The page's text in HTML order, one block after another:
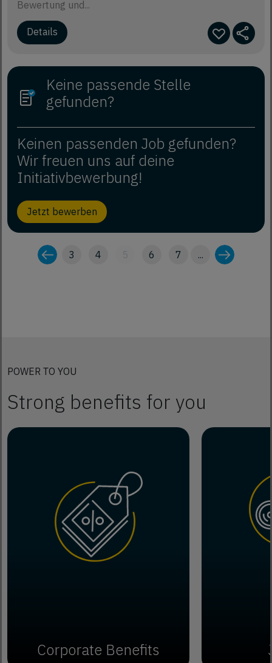
Bewertung und...
Details
Keine passende Stelle
gefunden?
Keinen passenden Job gefunden?
Wir freuen uns auf deine
Initiativbewerbung!
Jetzt bewerben
3 4 5 6 7 ...
POWER TO YOU
Strong benefits for you
Corporate Benefits